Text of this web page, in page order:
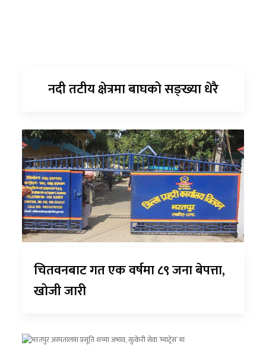
नदी तटीय क्षेत्रमा बाघको सङ्ख्या धेरै
चितवनबाट गत एक वर्षमा ८९ जना बेपत्ता,
खोजी जारी